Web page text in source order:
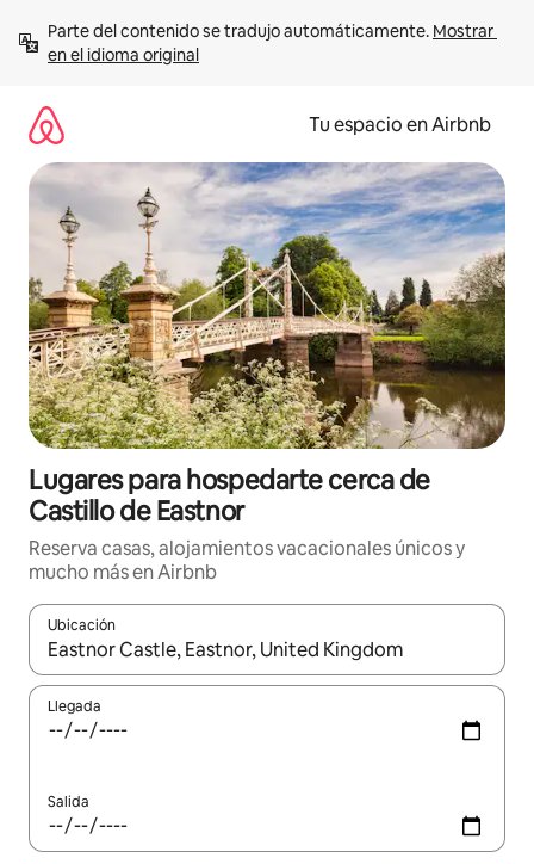
contenido
Parte del contenido se tradujo automáticamente. Mostrar
en el idioma original
Tu espacio en Airbnb
Lugares para hospedarte cerca de
Castillo de Eastnor
Reserva casas, alojamientos vacacionales únicos y
mucho más en Airbnb
Ubicación
Cuando los resultados estén disponibles, podrás navegar
Llegada
Salida